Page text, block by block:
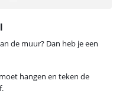
de muur? Dan heb je een
hangen en teken de